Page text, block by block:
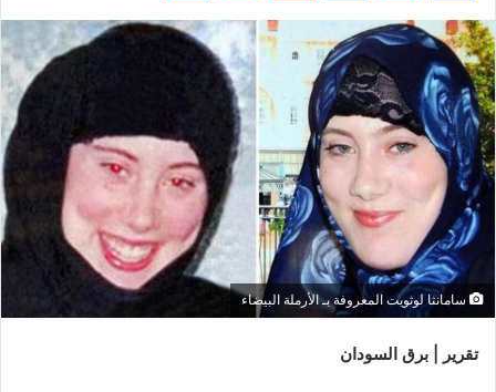
سامانثا لوثويت المعروفة بـ الأرملة البيضاء
تقرير | برق السودان